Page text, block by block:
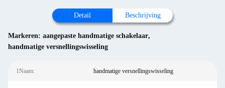
Detail Beschrijving
Markeren: aangepaste handmatige schakelaar,
handmatige versnellingswisseling
1Naam: handmatige versnellingswisseling